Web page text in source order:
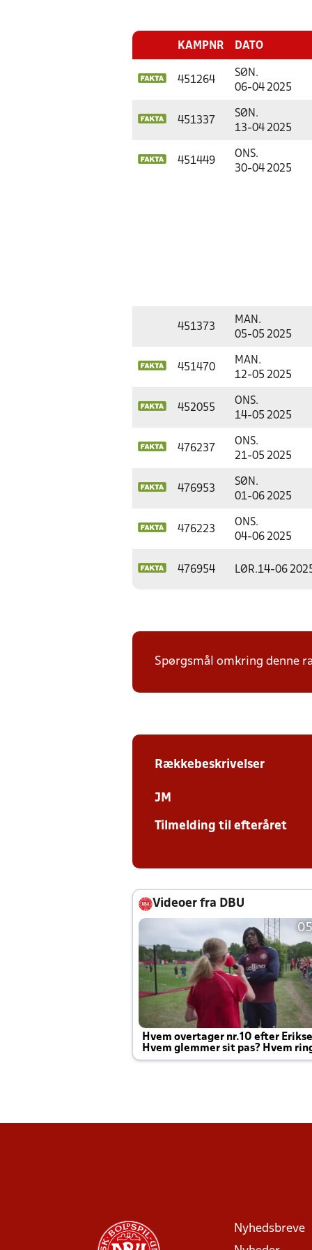
KAMPNR DATO
451264
SØN.
06-04 2025
451337
SØN.
13-04 2025
451449
ONS.
30-04 2025
451373
MAN.
05-05 2025
451470
MAN.
12-05 2025
452055
ONS.
14-05 2025
476237
ONS.
21-05 2025
476953
SØN.
01-06 2025
476223
ONS.
04-06 2025
476954 LØR.14-06
Spørgsmål omkring denne
Rækkebeskrivelser
JM
Tilmelding til efteråret
Videoer fra DBU
Hvem overtager nr.10 efter
Hvem glemmer sit pas? Hvem
Joachim altid til efter kampe?
Nyhedsbreve